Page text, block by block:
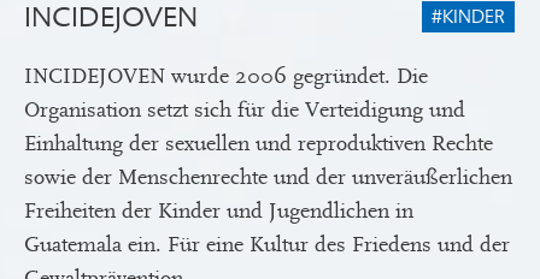
#KINDER
INCIDEJOVEN
INCIDEJOVEN wurde 2006 gegründet. Die
Organisation setzt sich für die Verteidigung und
Einhaltung der sexuellen und reproduktiven Rechte
sowie der Menschenrechte und der unveräußerlichen
Freiheiten der Kinder und Jugendlichen in
Guatemala ein. Für eine Kultur des Friedens und der